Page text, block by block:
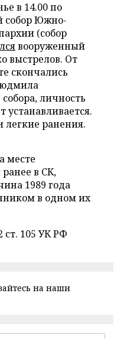
в 14.00 по
собор Южно-
(собор
вооруженный
выстрелов. От
скончались
личность
устанавливается.
ранения.
месте
в СК,
1989 года
в одном их
ст. 105 УК РФ
на наши